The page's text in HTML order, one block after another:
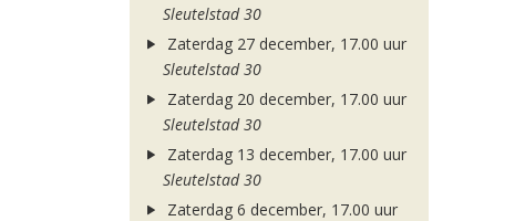
Sleutelstad 30
Zaterdag 27 december, 17.00 uur
Sleutelstad 30
Zaterdag 20 december, 17.00 uur
Sleutelstad 30
Zaterdag 13 december, 17.00 uur
Sleutelstad 30
Zaterdag 6 december, 17.00 uur